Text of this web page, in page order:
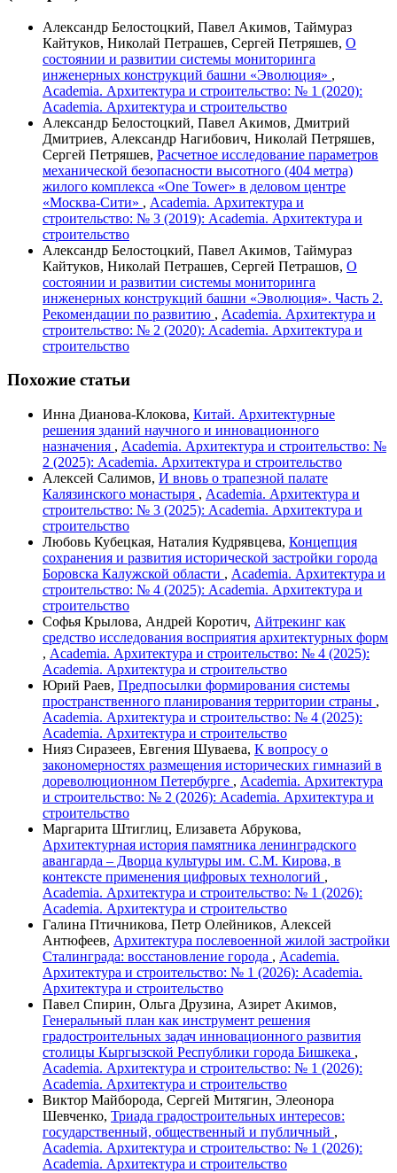
Александр Белостоцкий, Павел Акимов, Таймураз
Кайтуков, Николай Петрашев, Сергей Петряшев, О
состоянии и развитии системы мониторинга
инженерных конструкций башни «Эволюция» ,
Academia. Архитектура и строительство: № 1 (2020):
Academia. Архитектура и строительство
Александр Белостоцкий, Павел Акимов, Дмитрий
Дмитриев, Александр Нагибович, Николай Петряшев,
Сергей Петряшев, Расчетное исследование параметров
механической безопасности высотного (404 метра)
жилого комплекса «One Tower» в деловом центре
«Москва-Сити» , Academia. Архитектура и
строительство: № 3 (2019): Academia. Архитектура и
строительство
Александр Белостоцкий, Павел Акимов, Таймураз
Кайтуков, Николай Петрашев, Сергей Петрашов, О
состоянии и развитии системы мониторинга
инженерных конструкций башни «Эволюция». Часть 2.
Рекомендации по развитию , Academia. Архитектура и
строительство: № 2 (2020): Academia. Архитектура и
строительство
Похожие статьи
Инна Дианова-Клокова, Китай. Архитектурные
решения зданий научного и инновационного
назначения , Academia. Архитектура и строительство: №
2 (2025): Academia. Архитектура и строительство
Алексей Салимов, И вновь о трапезной палате
Калязинского монастыря , Academia. Архитектура и
строительство: № 3 (2025): Academia. Архитектура и
строительство
Любовь Кубецкая, Наталия Кудрявцева, Концепция
сохранения и развития исторической застройки города
Боровска Калужской области , Academia. Архитектура и
строительство: № 4 (2025): Academia. Архитектура и
строительство
Софья Крылова, Андрей Коротич, Айтрекинг как
средство исследования восприятия архитектурных форм
, Academia. Архитектура и строительство: № 4 (2025):
Academia. Архитектура и строительство
Юрий Раев, Предпосылки формирования системы
пространственного планирования территории страны ,
Academia. Архитектура и строительство: № 4 (2025):
Academia. Архитектура и строительство
Нияз Сиразеев, Евгения Шуваева, К вопросу о
закономерностях размещения исторических гимназий в
дореволюционном Петербурге , Academia. Архитектура
и строительство: № 2 (2026): Academia. Архитектура и
строительство
Маргарита Штиглиц, Елизавета Абрукова,
Архитектурная история памятника ленинградского
авангарда – Дворца культуры им. С.М. Кирова, в
контексте применения цифровых технологий ,
Academia. Архитектура и строительство: № 1 (2026):
Academia. Архитектура и строительство
Галина Птичникова, Петр Олейников, Алексей
Антюфеев, Архитектура послевоенной жилой застройки
Сталинграда: восстановление города , Academia.
Архитектура и строительство: № 1 (2026): Academia.
Архитектура и строительство
Павел Спирин, Ольга Друзина, Азирет Акимов,
Генеральный план как инструмент решения
градостроительных задач инновационного развития
столицы Кыргызской Республики города Бишкека ,
Academia. Архитектура и строительство: № 1 (2026):
Academia. Архитектура и строительство
Виктор Майборода, Сергей Митягин, Элеонора
Шевченко, Триада градостроительных интересов:
государственный, общественный и публичный ,
Academia. Архитектура и строительство: № 1 (2026):
Academia. Архитектура и строительство